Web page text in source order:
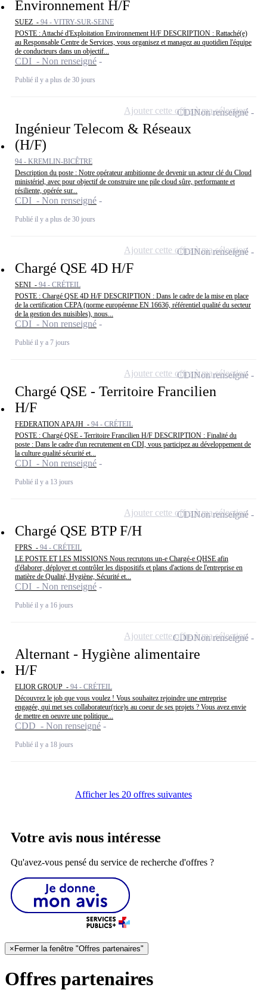
Environnement H/F
SUEZ - 94 - VITRY-SUR-SEINE
POSTE : Attaché d'Exploitation Environnement H/F DESCRIPTION : Rattaché(e)
au Responsable Centre de Services, vous organisez et managez au quotidien l'équipe
de conducteurs dans un objectif...
CDI - Non renseigné
Publié il y a plus de 30 jours
Ingénieur Telecom & Réseaux
(H/F)
94 - KREMLIN-BICÊTRE
Description du poste : Notre opérateur ambitionne de devenir un acteur clé du Cloud
ministériel, avec pour objectif de construire une pile cloud sûre, performante et
résiliente, opérée sur...
CDI - Non renseigné
Publié il y a plus de 30 jours
CDINon renseigné
Ajouter cette offre à ma sélection
Chargé QSE 4D H/F
SENI - 94 - CRÉTEIL
POSTE : Chargé QSE 4D H/F DESCRIPTION : Dans le cadre de la mise en place
de la certification CEPA (norme européenne EN 16636, référentiel qualité du secteur
de la gestion des nuisibles), nous...
CDI - Non renseigné
Publié il y a 7 jours
CDINon renseigné
Ajouter cette offre à ma sélection
Chargé QSE - Territoire Francilien
H/F
FEDERATION APAJH - 94 - CRÉTEIL
POSTE : Chargé QSE - Territoire Francilien H/F DESCRIPTION : Finalité du
poste : Dans le cadre d'un recrutement en CDI, vous participez au développement de
la culture qualité sécurité et...
CDI - Non renseigné
Publié il y a 13 jours
CDINon renseigné
Ajouter cette offre à ma sélection
Chargé QSE BTP F/H
FPRS - 94 - CRÉTEIL
LE POSTE ET LES MISSIONS Nous recrutons un-e Chargé-e QHSE afin
d'élaborer, déployer et contrôler les dispositifs et plans d'actions de l'entreprise en
matière de Qualité, Hygiène, Sécurité et...
CDI - Non renseigné
Publié il y a 16 jours
CDINon renseigné
Ajouter cette offre à ma sélection
Alternant - Hygiène alimentaire
H/F
ELIOR GROUP - 94 - CRÉTEIL
Découvrez le job que vous voulez ! Vous souhaitez rejoindre une entreprise
engagée, qui met ses collaborateur(rice)s au coeur de ses projets ? Vous avez envie
de mettre en oeuvre une politique...
CDD - Non renseigné
Publié il y a 18 jours
CDDNon renseigné
Ajouter cette offre à ma sélection
Afficher les 20 offres suivantes
Votre avis nous intéresse
Qu'avez-vous pensé du service de recherche d'offres ?
× Fermer la fenêtre "Offres partenaires"
Offres partenaires